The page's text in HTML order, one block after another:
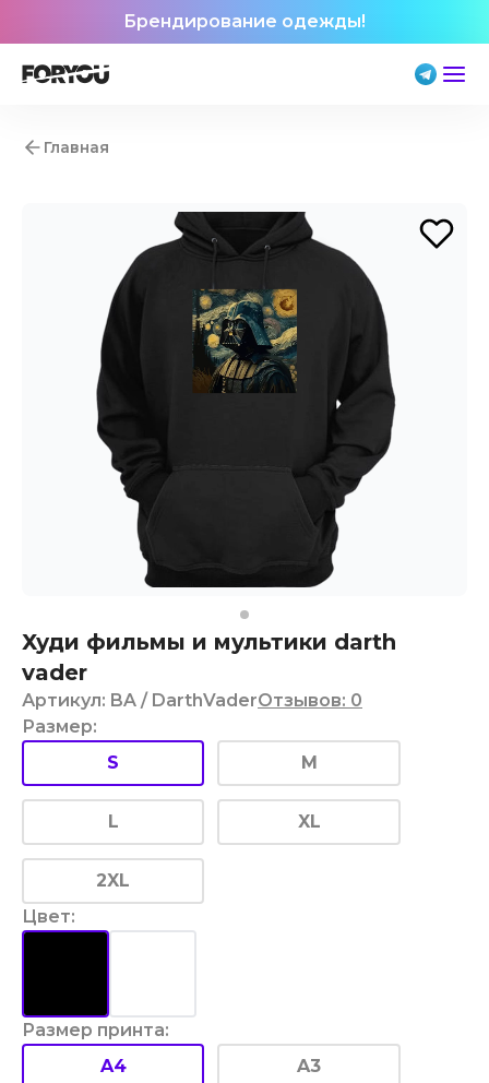
Брендирование одежды!
Главная
Худи фильмы и мультики darth
vader
Артикул: BA / DarthVaderОтзывов: 0
Размер:
S
M
L XL
2XL
Цвет:
Размер принта:
A4
A3